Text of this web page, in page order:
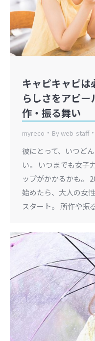
キャピキャピ
らしさをアピ
作・振る舞い
myreco Byweb-staff
彼にとって、いつど
い。 いつまでも女子
ップがかかるかも。
始めたら、大人の女
スタート。 所作や振